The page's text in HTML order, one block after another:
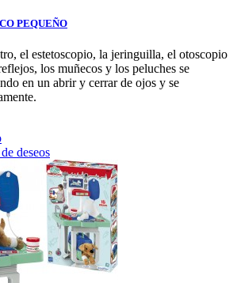
PEQUEÑO
el estetoscopio, la jeringuilla, el otoscopio
los muñecos y los peluches se
en un abrir y cerrar de ojos y se
deseos